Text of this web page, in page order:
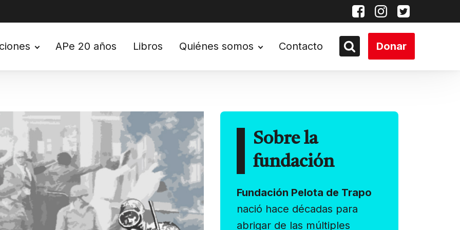
APe 20 años Libros Quiénes somos Contacto Donar
Sobre la
fundación
Fundación Pelota de Trapo
nació hace décadas para
abrigar de las múltiples